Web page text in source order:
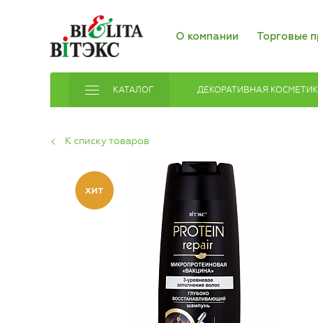
О компании Торговые
КАТАЛОГ ДЕКОРАТИВНАЯ
К списку товаров